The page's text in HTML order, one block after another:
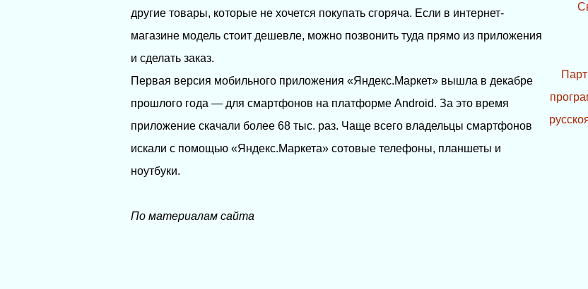
другие товары, которые не хочется покупать сгоряча. Если в интернет-
магазине модель стоит дешевле, можно позвонить туда прямо из приложения
и сделать заказ.
Первая версия мобильного приложения «Яндекс.Маркет» вышла в декабре
прошлого года — для смартфонов на платформе Android. За это время
приложение скачали более 68 тыс. раз. Чаще всего владельцы смартфонов
искали с помощью «Яндекс.Маркета» сотовые телефоны, планшеты и
ноутбуки.
По материалам сайта